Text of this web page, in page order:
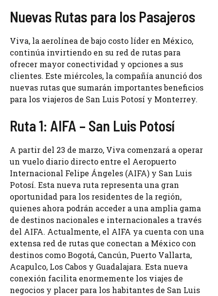
Nuevas Rutas para los Pasajeros
Viva, la aerolínea de bajo costo líder en México,
continúa invirtiendo en su red de rutas para
ofrecer mayor conectividad y opciones a sus
clientes. Este miércoles, la compañía anunció dos
nuevas rutas que sumarán importantes beneficios
para los viajeros de San Luis Potosí y Monterrey.
Ruta 1: AIFA – San Luis Potosí
A partir del 23 de marzo, Viva comenzará a operar
un vuelo diario directo entre el Aeropuerto
Internacional Felipe Ángeles (AIFA) y San Luis
Potosí. Esta nueva ruta representa una gran
oportunidad para los residentes de la región,
quienes ahora podrán acceder a una amplia gama
de destinos nacionales e internacionales a través
del AIFA. Actualmente, el AIFA ya cuenta con una
extensa red de rutas que conectan a México con
destinos como Bogotá, Cancún, Puerto Vallarta,
Acapulco, Los Cabos y Guadalajara. Esta nueva
conexión facilita enormemente los viajes de
negocios y placer para los habitantes de San Luis